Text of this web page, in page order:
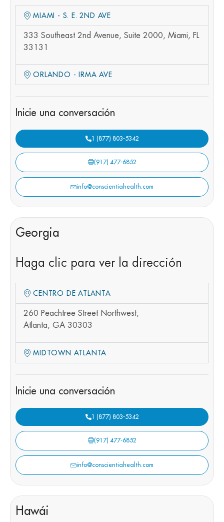
MIAMI - S. E. 2ND AVE
333 Southeast 2nd Avenue, Suite 2000, Miami, FL
33131
ORLANDO - IRMA AVE
Inicie una conversación
1 (877) 803-5342
(917) 477-6852
info@conscientiahealth.com
Georgia
Haga clic para ver la dirección
CENTRO DE ATLANTA
260 Peachtree Street Northwest,
Atlanta, GA 30303
MIDTOWN ATLANTA
Inicie una conversación
1 (877) 803-5342
(917) 477-6852
info@conscientiahealth.com
Hawái